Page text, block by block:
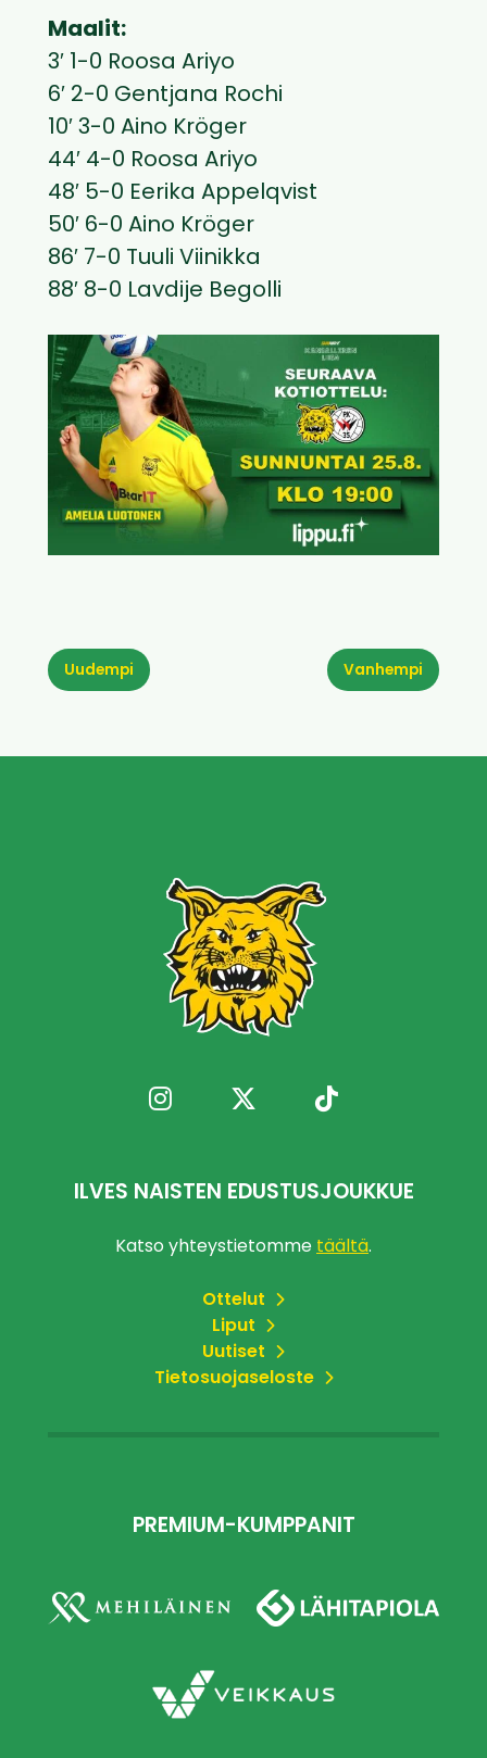
Maalit:
3′ 1-0 Roosa Ariyo
6′ 2-0 Gentjana Rochi
10′ 3-0 Aino Kröger
44′ 4-0 Roosa Ariyo
48′ 5-0 Eerika Appelqvist
50′ 6-0 Aino Kröger
86′ 7-0 Tuuli Viinikka
88′ 8-0 Lavdije Begolli
Vanhempi
Uudempi
ILVES NAISTEN EDUSTUSJOUKKUE
Katso yhteystietomme täältä.
Ottelut
Liput
Uutiset
Tietosuojaseloste
PREMIUM-KUMPPANIT